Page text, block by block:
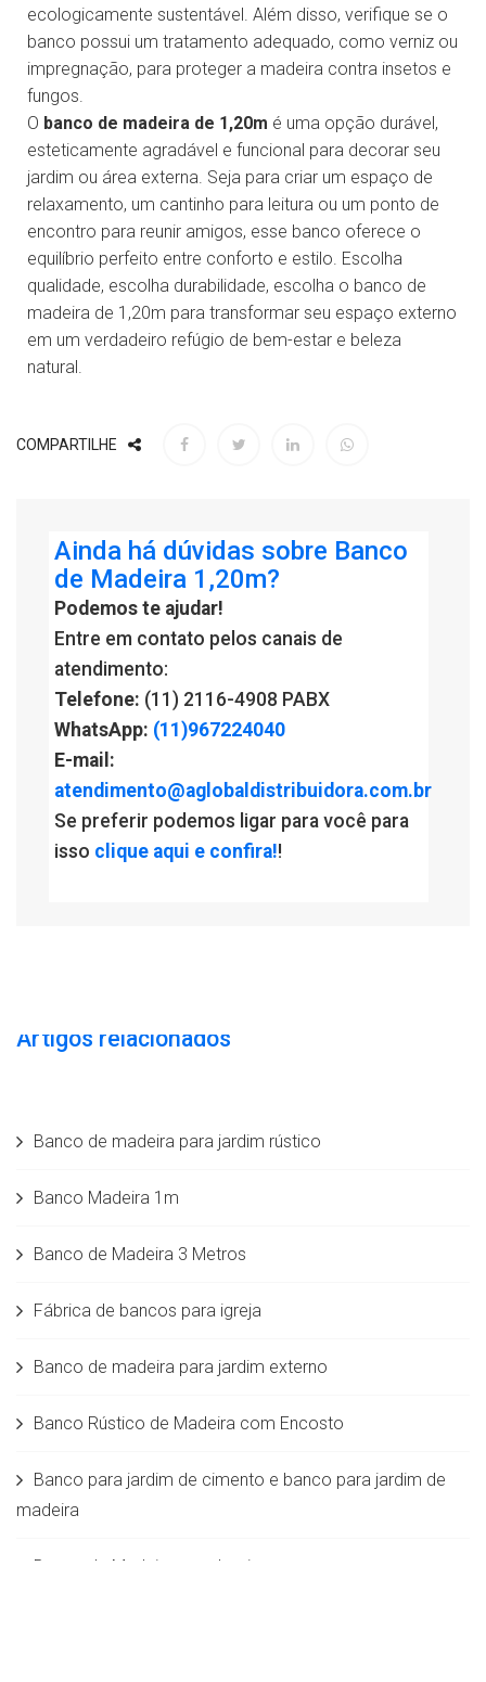
ecologicamente sustentável. Além disso, verifique se o
banco possui um tratamento adequado, como verniz ou
impregnação, para proteger a madeira contra insetos e
fungos.
O banco de madeira de 1,20m é uma opção durável,
esteticamente agradável e funcional para decorar seu
jardim ou área externa. Seja para criar um espaço de
relaxamento, um cantinho para leitura ou um ponto de
encontro para reunir amigos, esse banco oferece o
equilíbrio perfeito entre conforto e estilo. Escolha
qualidade, escolha durabilidade, escolha o banco de
madeira de 1,20m para transformar seu espaço externo
em um verdadeiro refúgio de bem-estar e beleza
natural.
COMPARTILHE
Ainda há dúvidas sobre Banco
de Madeira 1,20m?
Podemos te ajudar!
Entre em contato pelos canais de
atendimento:
Telefone: (11) 2116-4908 PABX
WhatsApp: (11)967224040
E-mail:
atendimento@aglobaldistribuidora.com.br
Se preferir podemos ligar para você para
isso clique aqui e confira!!
Artigos relacionados
Banco de madeira para jardim rústico
Banco Madeira 1m
Banco de Madeira 3 Metros
Fábrica de bancos para igreja
Banco de madeira para jardim externo
Banco Rústico de Madeira com Encosto
Banco para jardim de cimento e banco para jardim de
madeira
Banco de Madeira para Igreja